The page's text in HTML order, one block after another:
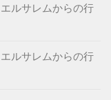
ルサレムからの行
ルサレムからの行